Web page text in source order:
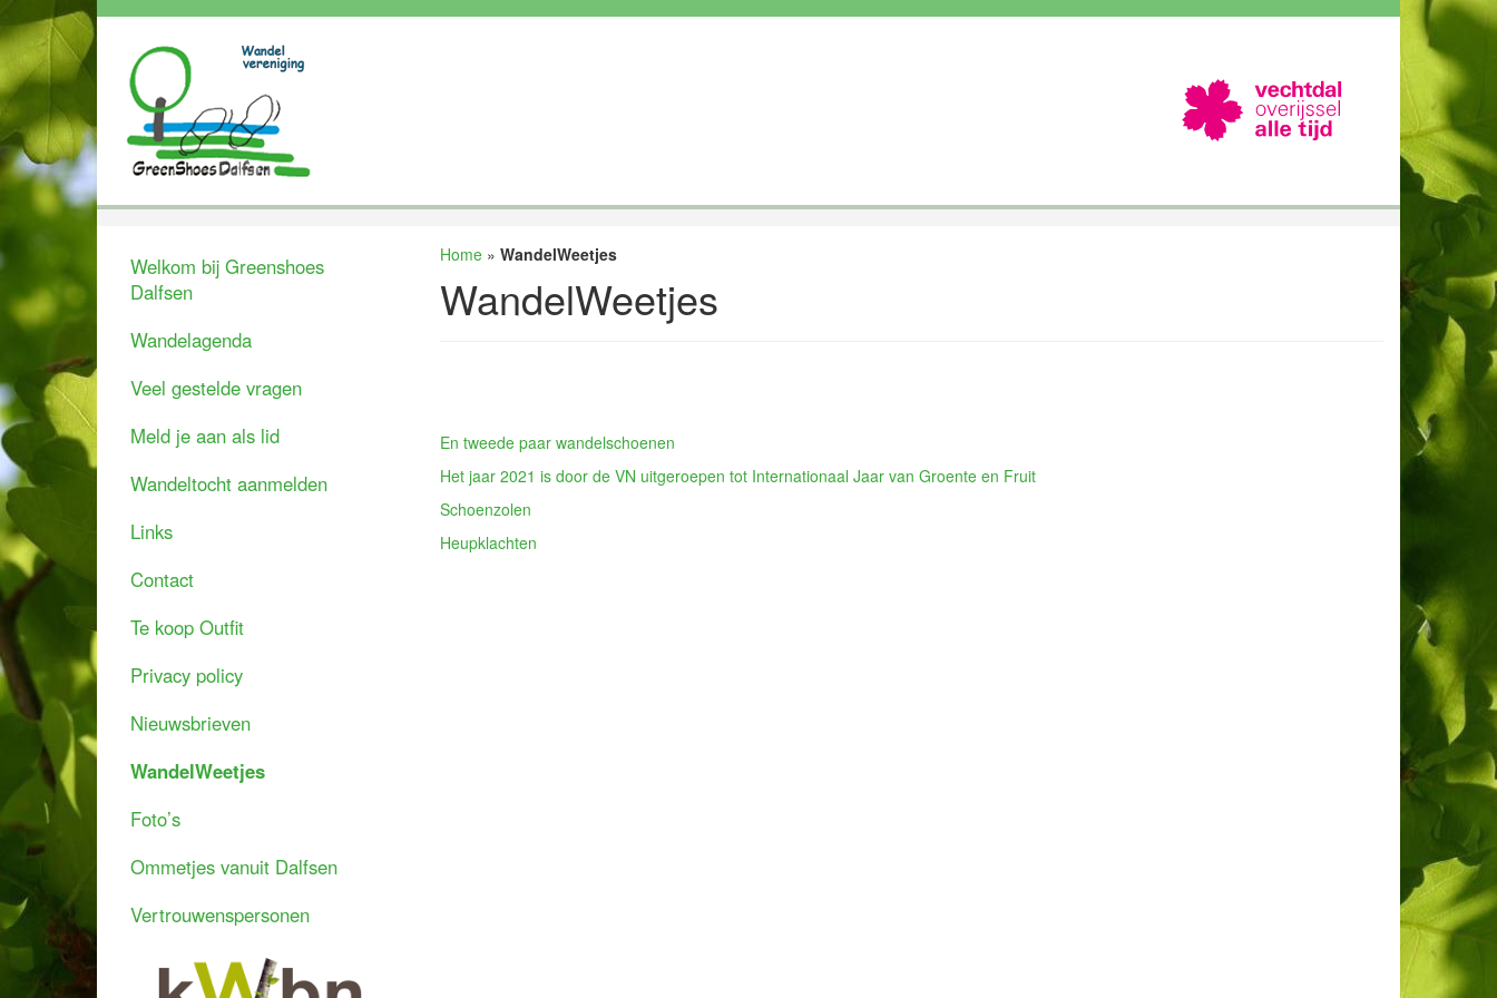
Welkom bij Greenshoes
Dalfsen
Wandelagenda
Veel gestelde vragen
Meld je aan als lid
Wandeltocht aanmelden
Links
Contact
Te koop Outfit
Privacy policy
Nieuwsbrieven
WandelWeetjes
Foto’s
Ommetjes vanuit Dalfsen
Vertrouwenspersonen
Home» WandelWeetjes
WandelWeetjes
En tweede paar wandelschoenen
Het jaar 2021 is door de VN uitgeroepen tot Internationaal Jaar van Groente en Fruit
Schoenzolen
Heupklachten